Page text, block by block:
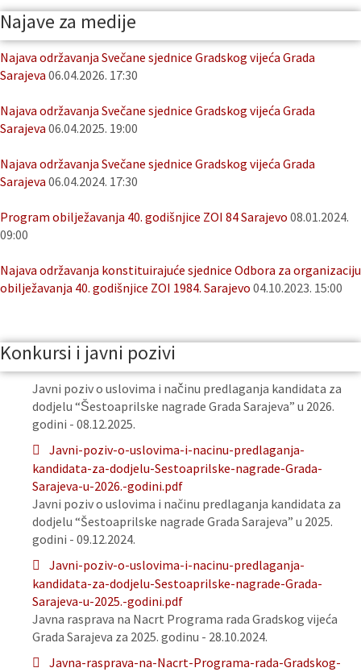
Najave za medije
Najava održavanja Svečane sjednice Gradskog vijeća Grada
Sarajeva 06.04.2026. 17:30
Najava održavanja Svečane sjednice Gradskog vijeća Grada
Sarajeva 06.04.2025. 19:00
Najava održavanja Svečane sjednice Gradskog vijeća Grada
Sarajeva 06.04.2024. 17:30
Program obilježavanja 40. godišnjice ZOI 84 Sarajevo 08.01.2024.
09:00
Najava održavanja konstituirajuće sjednice Odbora za organizaciju
obilježavanja 40. godišnjice ZOI 1984. Sarajevo 04.10.2023. 15:00
Konkursi i javni pozivi
Javni poziv o uslovima i načinu predlaganja kandidata za
dodjelu “Šestoaprilske nagrade Grada Sarajeva” u 2026.
godini - 08.12.2025.
Javni-poziv-o-uslovima-i-nacinu-predlaganja-
kandidata-za-dodjelu-Sestoaprilske-nagrade-Grada-
Sarajeva-u-2026.-godini.pdf
Javni poziv o uslovima i načinu predlaganja kandidata za
dodjelu “Šestoaprilske nagrade Grada Sarajeva” u 2025.
godini - 09.12.2024.
Javni-poziv-o-uslovima-i-nacinu-predlaganja-
kandidata-za-dodjelu-Sestoaprilske-nagrade-Grada-
Sarajeva-u-2025.-godini.pdf
Javna rasprava na Nacrt Programa rada Gradskog vijeća
Grada Sarajeva za 2025. godinu - 28.10.2024.
Javna-rasprava-na-Nacrt-Programa-rada-Gradskog-